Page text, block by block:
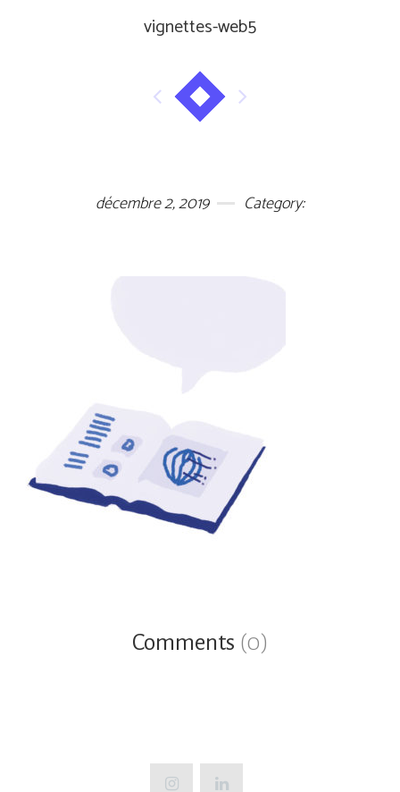
vignettes-web5
décembre 2, 2019 Category:
Comments (0)